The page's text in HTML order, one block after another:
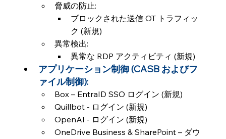
脅威の防止:
ブロックされた送信 OT トラフィッ
ク (新規)
異常検出:
異常な RDP アクティビティ (新規)
アプリケーション制御 (CASB およびフ
ァイル制御):
Box – EntraID SSO ログイン (新規)
Quillbot - ログイン (新規)
OpenAI - ログイン (新規)
OneDrive Business & SharePoint – ダウ